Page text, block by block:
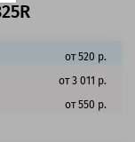
от 520 р.
от 3 011 р.
от 550 р.